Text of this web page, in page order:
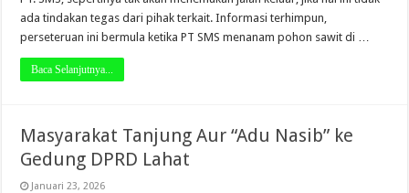
ada tindakan tegas dari pihak terkait. Informasi terhimpun,
perseteruan ini bermula ketika PT SMS menanam pohon sawit di …
Baca Selanjutnya...
Masyarakat Tanjung Aur “Adu Nasib” ke
Gedung DPRD Lahat
Januari 23, 2026